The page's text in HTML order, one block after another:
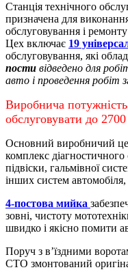
Станція технічного
призначена для
обслуговування і
Цех включає 19
обслуговування, які
пости відведено для
авто і проведення
Виробнича
обслуговувати до
Основний виробничий
комплекс
підвіски, гальмівної
інших систем
4-постова мийка
зовні, чистоту
швидко і якісно помити
Поруч з в’їздними
СТО змонтований